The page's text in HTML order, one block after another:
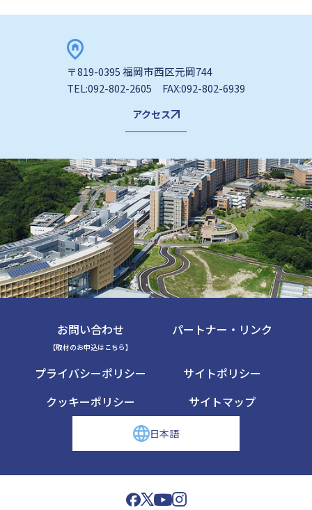
〒819-0395 福岡市西区元岡744
TEL:092-802-2605 FAX:092-802-6939
アクセス
お問い合わせ
【取材のお申込はこちら】
パートナー・リンク
プライバシーポリシー
サイトポリシー
クッキーポリシー
サイトマップ
日本語